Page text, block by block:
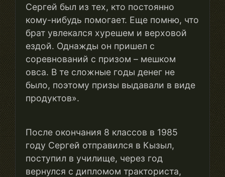
Сергей был из тех, кто постоянно
кому-нибудь помогает. Еще помню, что
брат увлекался хурешем и верховой
ездой. Однажды он пришел с
соревнований с призом – мешком
овса. В те сложные годы денег не
было, поэтому призы выдавали в виде
продуктов».
После окончания 8 классов в 1985
году Сергей отправился в Кызыл,
поступил в училище, через год
вернулся с дипломом тракториста,